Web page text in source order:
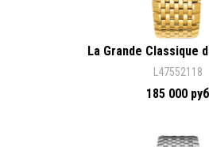
La Grande Classique
L47552118
185 000 руб